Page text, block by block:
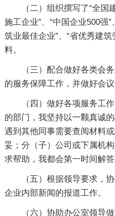
（二）组织撰写了“全国
施工企业”、“中国企业500强
筑业最佳企业”、“省优秀建
料。
（三）配合做好各类会
的服务保障工作，并做好会
（四）做好各项服务工
的部门，我坚持以一颗真诚
遇到其他同事需要查阅材料
妥；分（子）公司或下属机
求帮助，我都会第一时间解答
（五）根据领导要求，
企业内部新闻的报道工作。
（六）协助办公室领导